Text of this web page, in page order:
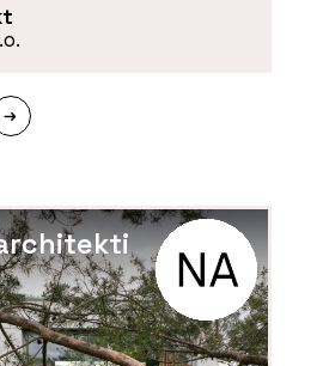
moderní a účelná
budovu ekonomické
v Ostravě brzy
studenti